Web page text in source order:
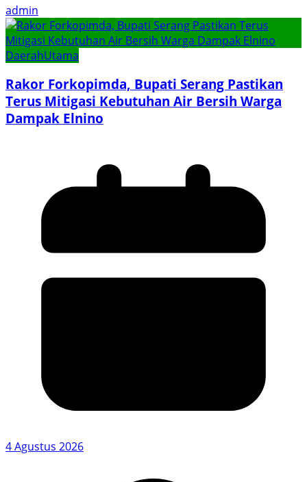
admin
DaerahUtama
Rakor Forkopimda, Bupati Serang Pastikan
Terus Mitigasi Kebutuhan Air Bersih Warga
Dampak Elnino
4 Agustus 2026